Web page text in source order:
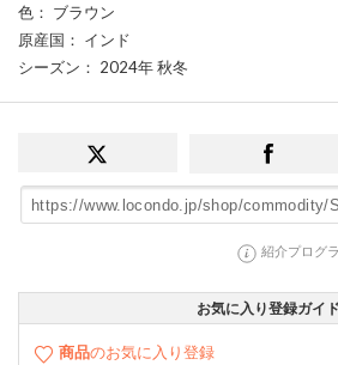
色 ： ブラウン
原産国 ： インド
シーズン ： 2024年 秋冬
紹介プログ
お気に入り登録ガイド
商品のお気に入り登録